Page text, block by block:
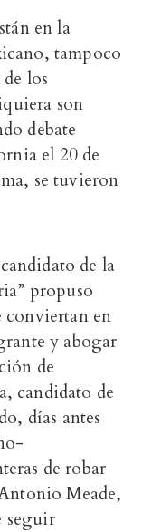
en la
tampoco
los
son
debate
el 20 de
se tuvieron
de la
propuso
conviertan en
y abogar
de
candidato de
días antes
de robar
Meade,
seguir